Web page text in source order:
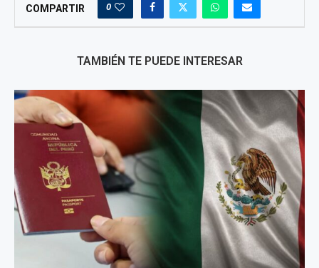
COMPARTIR 0
TAMBIÉN TE PUEDE INTERESAR